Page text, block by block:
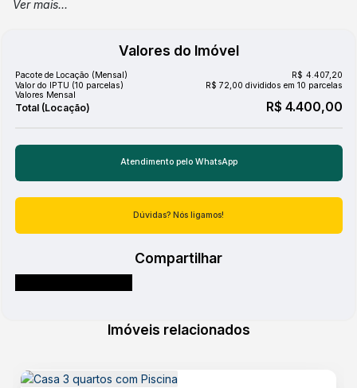
Escola 2º Grau
FreeWay
Hospital
Igreja Católica
Lojas
Pizzaria
Acabamento
Ver mais...
Valores do Imóvel
R$ 4.400,00
Valores Mensal
Valor do IPTU (10 parcelas) R$ 72,00 divididos em 10 parcelas
R$ 4.407,20
Pacote de Locação (Mensal)
Dúvidas? Nós ligamos!
Compartilhar
Imóveis relacionados